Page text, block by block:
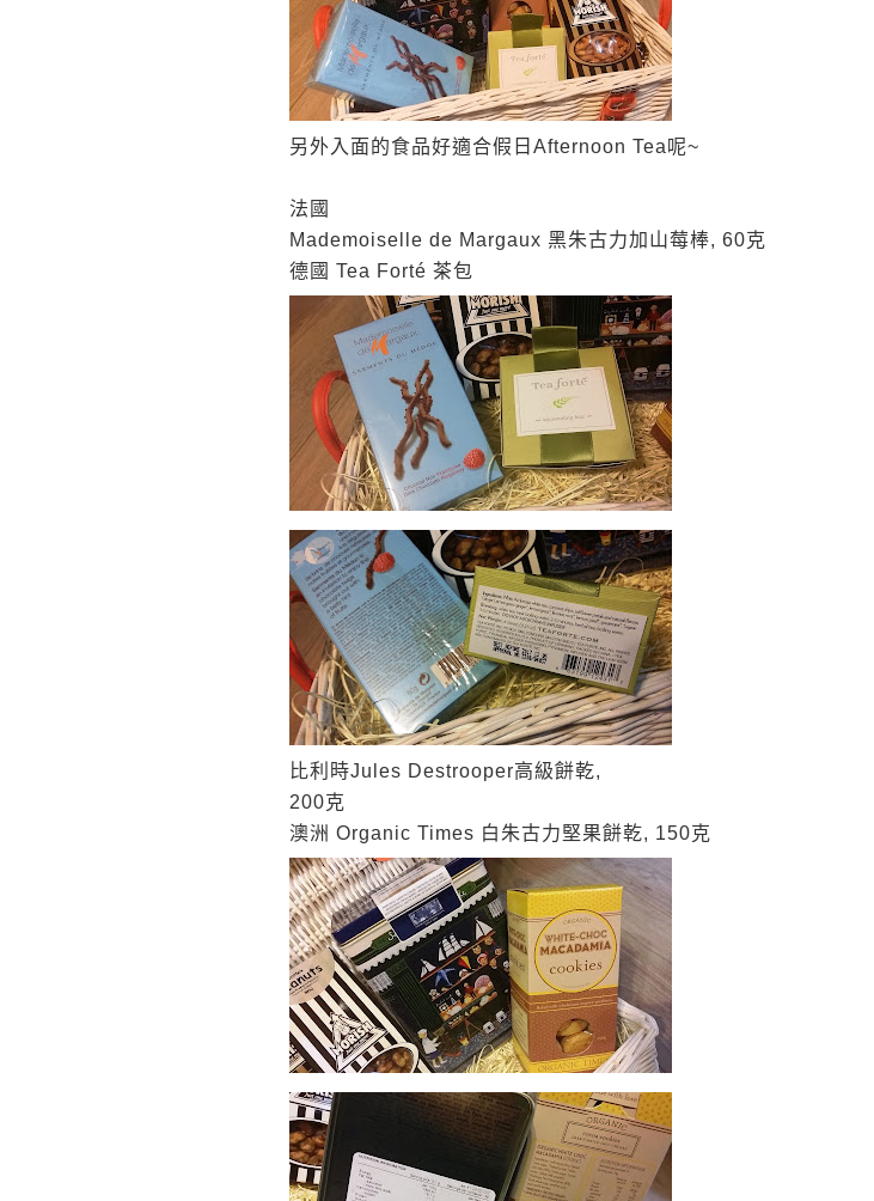
另外入面的食品好適合假日 Afternoon Tea 呢~
法國
Mademoiselle de Margaux 黑朱古力加山莓棒, 60克
德國 Tea Forté 茶包
比利時Jules Destrooper高級餅乾,
200克
澳洲 Organic Times 白朱古力堅果餅乾, 150克